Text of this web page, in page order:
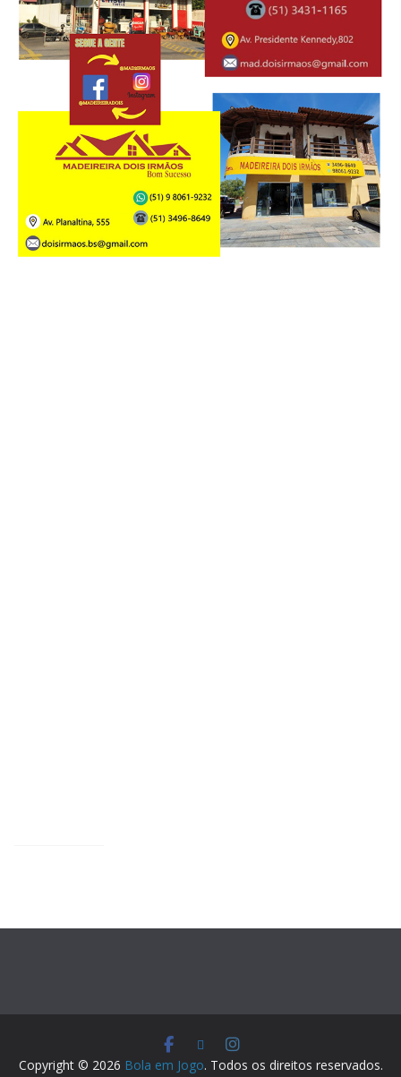
Copyright © 2026 Bola em Jogo. Todos os direitos reservados.